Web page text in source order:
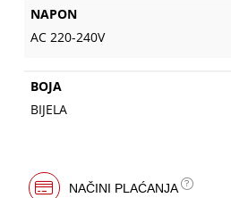
NAPON
AC 220-240V
BOJA
BIJELA
NAČINI PLAĆANJA